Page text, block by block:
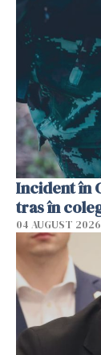
Incident în
tras în
04 AUGUST 2026